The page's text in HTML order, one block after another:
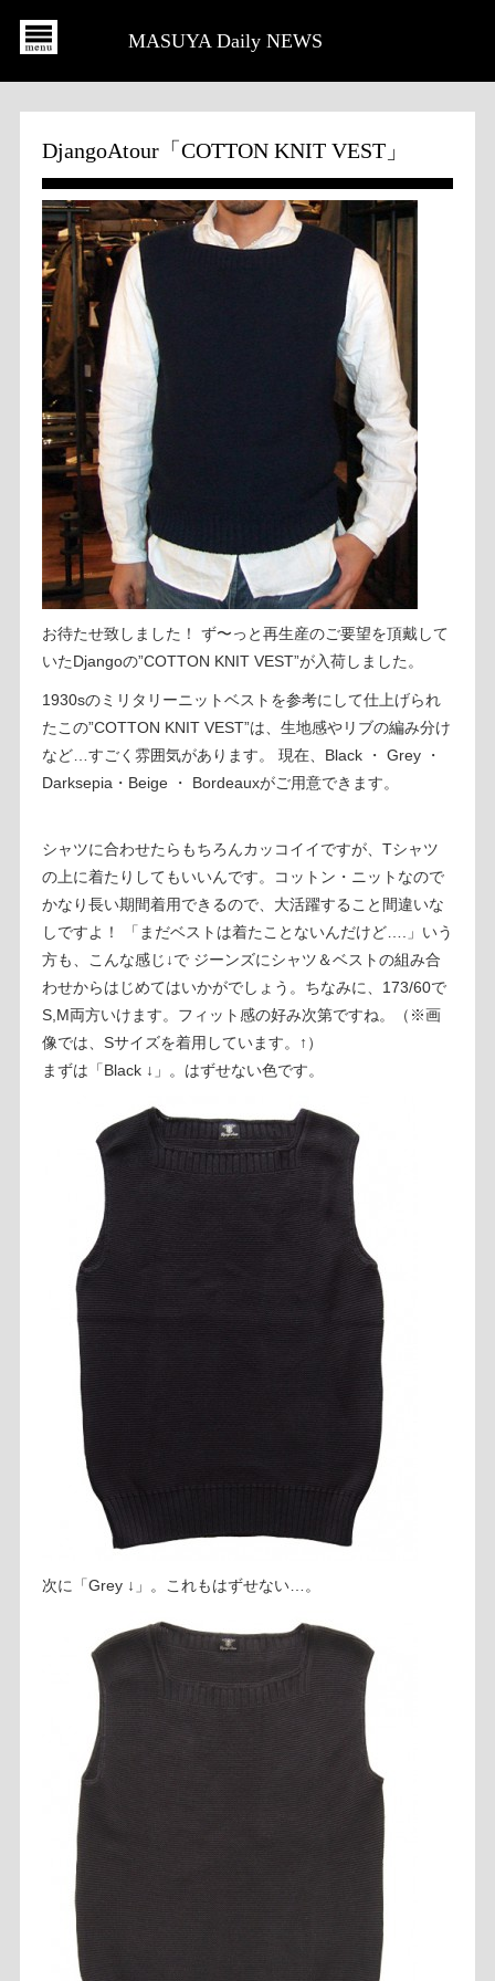
MASUYA Daily NEWS
DjangoAtour「COTTON KNIT VEST」
お待たせ致しました！ ず〜っと再生産のご要望を頂戴して
いたDjangoの”COTTON KNIT VEST”が入荷しました。
1930sのミリタリーニットベストを参考にして仕上げられ
たこの”COTTON KNIT VEST”は、生地感やリブの編み分け
など…すごく雰囲気があります。 現在、Black ・ Grey ・
Darksepia・Beige ・ Bordeauxがご用意できます。
シャツに合わせたらもちろんカッコイイですが、Tシャツ
の上に着たりしてもいいんです。コットン・ニットなので
かなり長い期間着用できるので、大活躍すること間違いな
しですよ！ 「まだベストは着たことないんだけど….」いう
方も、こんな感じ↓で ジーンズにシャツ＆ベストの組み合
わせからはじめてはいかがでしょう。ちなみに、173/60で
S,M両方いけます。フィット感の好み次第ですね。（※画
像では、Sサイズを着用しています。↑）
まずは「Black ↓」。はずせない色です。
次に「Grey ↓」。これもはずせない…。